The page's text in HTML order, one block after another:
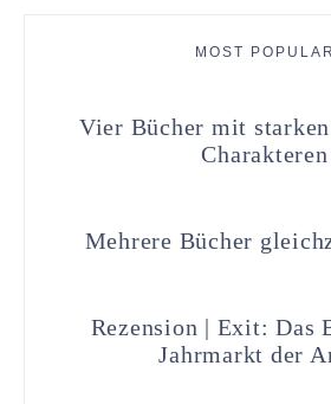
MOST POPULAR
Vier Bücher mit
Charakteren
Mehrere Bücher
Rezension | Exit: Das
Jahrmarkt der